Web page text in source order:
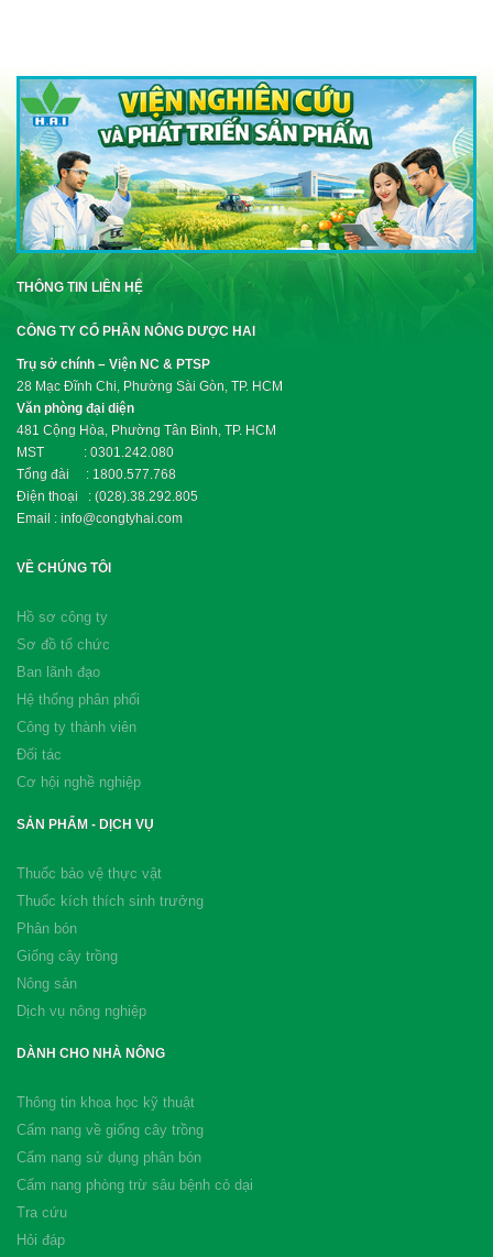
THÔNG TIN LIÊN HỆ
CÔNG TY CỔ PHẦN NÔNG DƯỢC HAI
Trụ sở chính – Viện NC & PTSP
28 Mạc Đĩnh Chi, Phường Sài Gòn, TP. HCM
Văn phòng đại diện
481 Cộng Hòa, Phường Tân Bình, TP. HCM
MST : 0301.242.080
Tổng đài : 1800.577.768
Điện thoại : (028).38.292.805
Email : info@congtyhai.com
VỀ CHÚNG TÔI
Hồ sơ công ty
Sơ đồ tổ chức
Ban lãnh đạo
Hệ thống phân phối
Công ty thành viên
Đối tác
Cơ hội nghề nghiệp
SẢN PHẨM - DỊCH VỤ
Thuốc bảo vệ thực vật
Thuốc kích thích sinh trưởng
Phân bón
Giống cây trồng
Nông sản
Dịch vụ nông nghiệp
DÀNH CHO NHÀ NÔNG
Thông tin khoa học kỹ thuật
Cẩm nang về giống cây trồng
Cẩm nang sử dụng phân bón
Cẩm nang phòng trừ sâu bệnh cỏ dại
Tra cứu
Hỏi đáp